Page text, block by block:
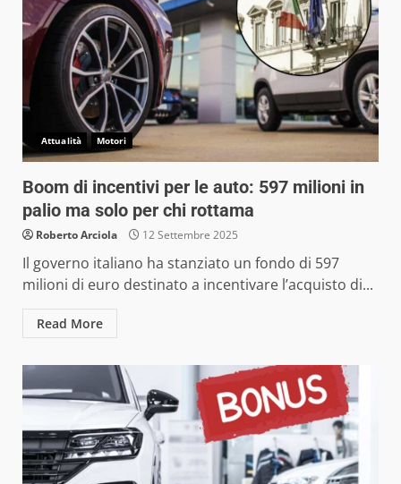
Attualità Motori
Boom di incentivi per le auto: 597 milioni in
palio ma solo per chi rottama
Roberto Arciola 12 Settembre 2025
Il governo italiano ha stanziato un fondo di 597
milioni di euro destinato a incentivare l’acquisto di...
Read More